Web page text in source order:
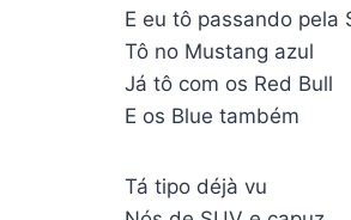
E eu tô passando pela
Tô no Mustang azul
Já tô com os Red Bull
E os Blue também
Tá tipo déjà vu